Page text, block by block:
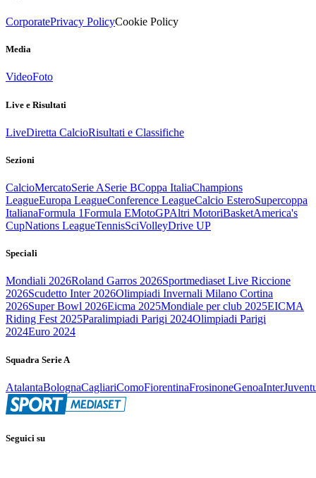
CorporatePrivacy PolicyCookie Policy
Media
VideoFoto
Live e Risultati
LiveDiretta CalcioRisultati e Classifiche
Sezioni
CalcioMercatoSerie ASerie BCoppa ItaliaChampions
LeagueEuropa LeagueConference LeagueCalcio EsteroSupercoppa
ItalianaFormula 1Formula EMotoGPAltri MotoriBasketAmerica's
CupNations LeagueTennisSciVolleyDrive UP
Speciali
Mondiali 2026Roland Garros 2026Sportmediaset Live Riccione
2026Scudetto Inter 2026Olimpiadi Invernali Milano Cortina
2026Super Bowl 2026Eicma 2025Mondiale per club 2025EICMA
Riding Fest 2025Paralimpiadi Parigi 2024Olimpiadi Parigi
2024Euro 2024
Squadra Serie A
AtalantaBolognaCagliariComoFiorentinaFrosinoneGenoaInter
Seguici su